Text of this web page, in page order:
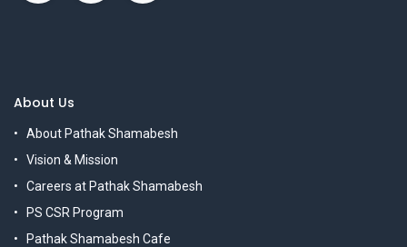
About Us
About Pathak Shamabesh
Vision & Mission
Careers at Pathak Shamabesh
PS CSR Program
Pathak Shamabesh Cafe